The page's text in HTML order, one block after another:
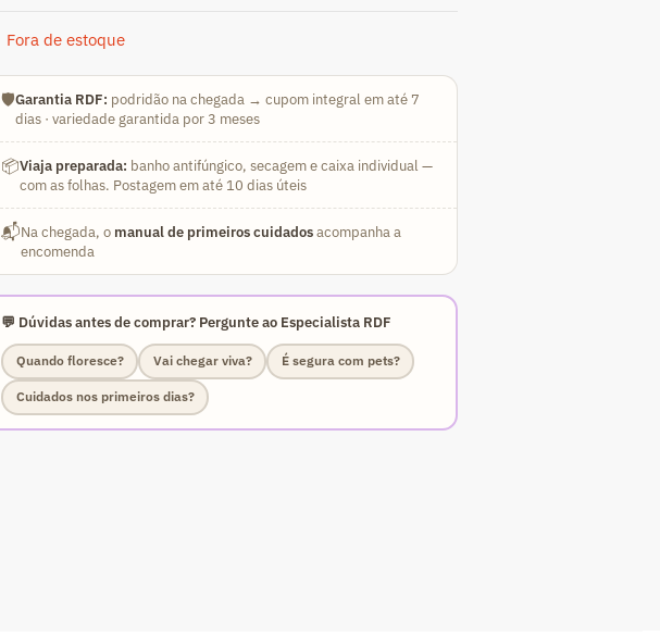
Fora de estoque
🛡️Garantia RDF: podridão na chegada → cupom integral em até 7
dias · variedade garantida por 3 meses
📦Viaja preparada: banho antifúngico, secagem e caixa individual —
com as folhas. Postagem em até 10 dias úteis
📬Na chegada, o manual de primeiros cuidadosacompanha a
encomenda
💬 Dúvidas antes de comprar? Pergunte ao Especialista RDF
Quando floresce? Vai chegar viva? É segura com pets?
Cuidados nos primeiros dias?